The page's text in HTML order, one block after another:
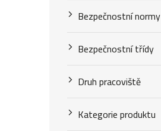
Bezpečnostní normy
Bezpečnostní třídy
Druh pracoviště
Kategorie produktu